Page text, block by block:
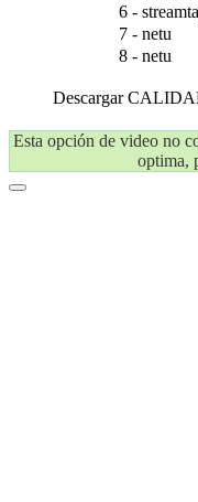
6 -
7 - netu
8 - netu
Descargar
Esta opción de video no
optima,